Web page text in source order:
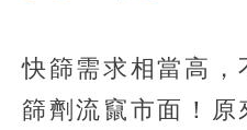
快篩需求相當高，
篩劑流竄市面！原